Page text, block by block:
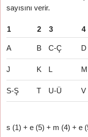
sayısını verir.
1 2 3 4
A B C-Ç D
J K L M
S-Ş T U-Ü V
s (1) + e (5) + m (4) + e